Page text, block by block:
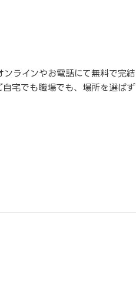
ラインやお電話にて無料で完結
自宅でも職場でも、場所を選ばず